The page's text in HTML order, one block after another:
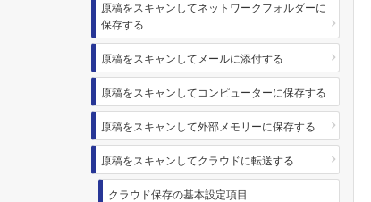
原稿をスキャンしてネットワークフォルダーに
保存する
原稿をスキャンしてメールに添付する
原稿をスキャンしてコンピューターに保存する
原稿をスキャンして外部メモリーに保存する
原稿をスキャンしてクラウドに転送する
クラウド保存の基本設定項目